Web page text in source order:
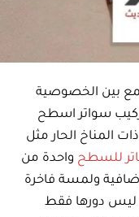
بين الخصوصية
سواتر اسطح
المناخ الحار مثل
للسطح واحدة من
إضافية ولمسة فاخرة
ليس دورها فقط